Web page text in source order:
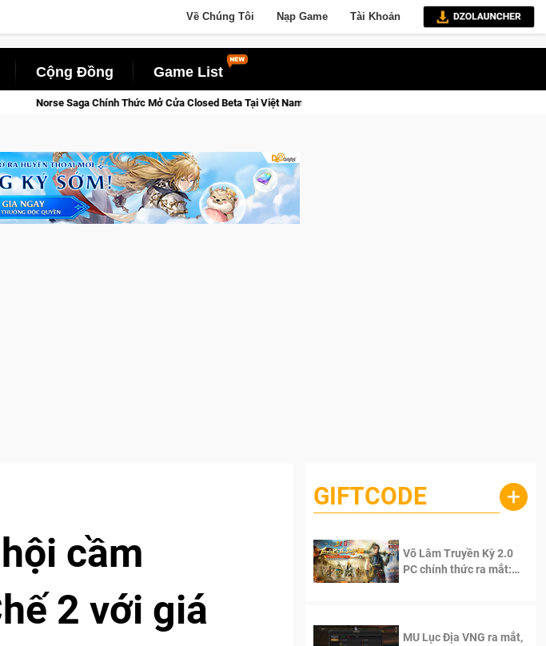
Về Chúng Tôi Nạp Game Tài Khoản
Cộng Đồng Game List
Closed Beta Tại Việt Nam Từ 04 – 11/08/2026
cầm
2 với giá
GIFTCODE +
Võ Lâm Truyền Kỳ 2.0
PC chính thức ra mắt:
MU Lục Địa VNG ra mắt,